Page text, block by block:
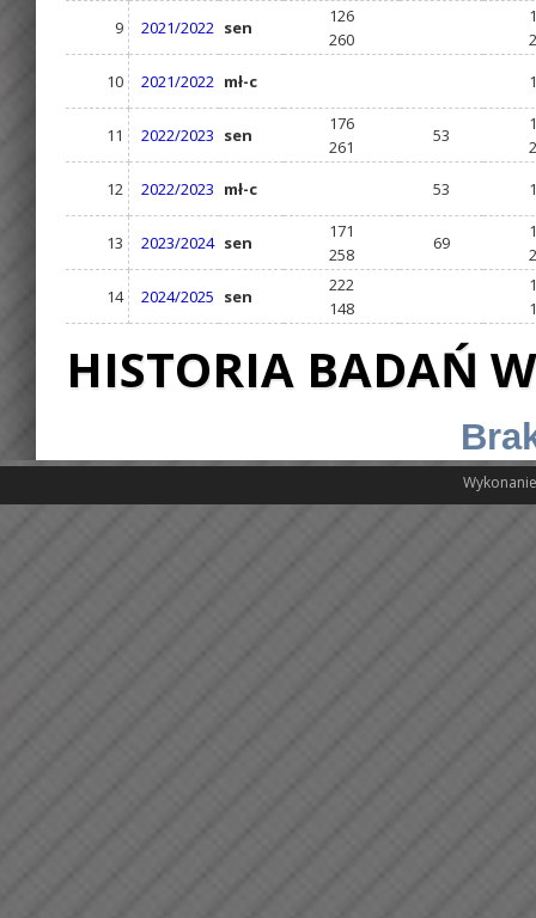
9 2021/2022 sen
126
260
10
2021/2022 mł-c
11 2022/2023 sen
176
261
53
12
2022/2023 mł-c 53
13 2023/2024 sen
171
258
69
14
2024/2025 sen
222
148
HISTORIA BADAŃ